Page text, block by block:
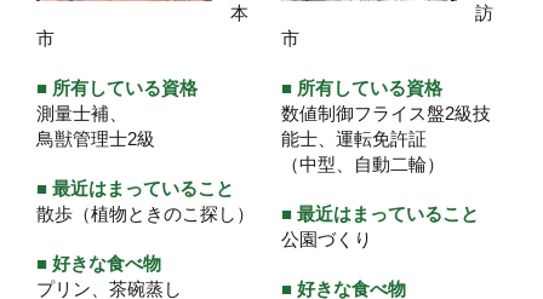
本
市
■ 所有している資格
測量士補、
鳥獣管理士2級
■ 最近はまっていること
散歩（植物ときのこ探し）
■ 好きな食べ物
プリン、茶碗蒸し
訪
市
■ 所有している資格
数値制御フライス盤2級技
能士、運転免許証
（中型、自動二輪）
■ 最近はまっていること
公園づくり
■ 好きな食べ物